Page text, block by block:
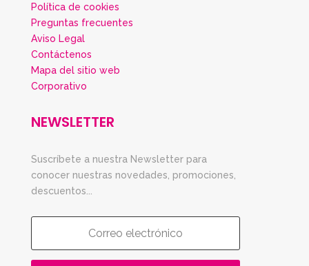
Política de cookies
Preguntas frecuentes
Aviso Legal
Contáctenos
Mapa del sitio web
Corporativo
NEWSLETTER
Suscríbete a nuestra Newsletter para
conocer nuestras novedades, promociones,
descuentos...